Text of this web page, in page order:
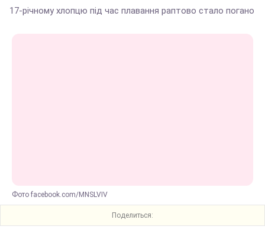
17-річному хлопцю під час плавання раптово стало погано
Фото facebook.com/MNSLVIV
Поделиться: